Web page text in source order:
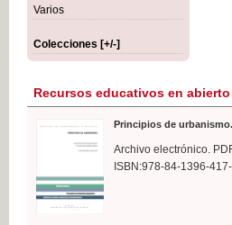
Varios
Colecciones [+/-]
Recursos educativos en abierto
Principios de
Archivo electrónico.
ISBN:978-84-1396-